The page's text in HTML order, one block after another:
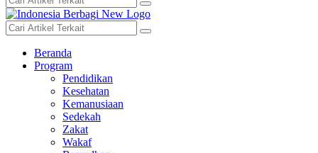
Beranda
Program
Pendidikan
Kesehatan
Kemanusiaan
Sedekah
Zakat
Wakaf